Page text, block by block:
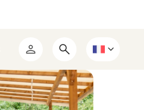
Mon
RCN
Ouvrir
le
formulaire
de
recherche
Choisissez
langue